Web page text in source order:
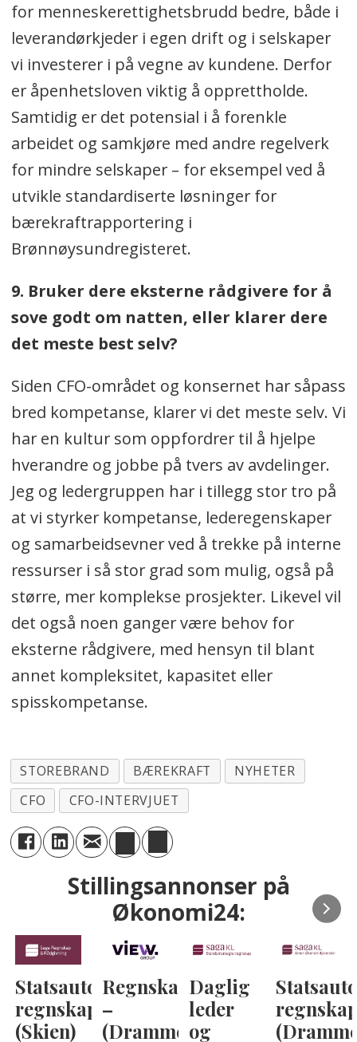
for menneskerettighetsbrudd bedre, både i
leverandørkjeder i egen drift og i selskaper
vi investerer i på vegne av kundene. Derfor
er åpenhetsloven viktig å opprettholde.
Samtidig er det potensial i å forenkle
arbeidet og samkjøre med andre regelverk
for mindre selskaper – for eksempel ved å
utvikle standardiserte løsninger for
bærekraftrapportering i
Brønnøysundregisteret.
9. Bruker dere eksterne rådgivere for å
sove godt om natten, eller klarer dere
det meste best selv?
Siden CFO-området og konsernet har såpass
bred kompetanse, klarer vi det meste selv. Vi
har en kultur som oppfordrer til å hjelpe
hverandre og jobbe på tvers av avdelinger.
Jeg og ledergruppen har i tillegg stor tro på
at vi styrker kompetanse, lederegenskaper
og samarbeidsevner ved å trekke på interne
ressurser i så stor grad som mulig, også på
større, mer komplekse prosjekter. Likevel vil
det også noen ganger være behov for
eksterne rådgivere, med hensyn til blant
annet kompleksitet, kapasitet eller
spisskompetanse.
STOREBRAND BÆREKRAFT
NYHETER
CFO
CFO-INTERVJUET
Stillingsannonser på
Økonomi24:
Statsautorisert
regnskapsfører
(Skien)
Regnskapskonsulent
–
(Drammen)
Daglig
leder
og